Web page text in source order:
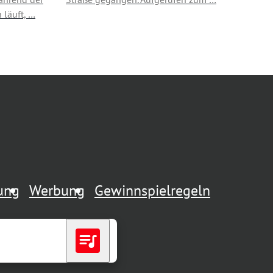
läuft, …
Werbung Gewinnspielregeln
queue_music